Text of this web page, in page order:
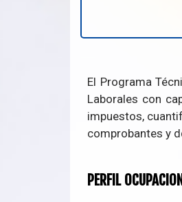
El Programa
Laborales con
impuestos,
comprobantes y
PERFIL